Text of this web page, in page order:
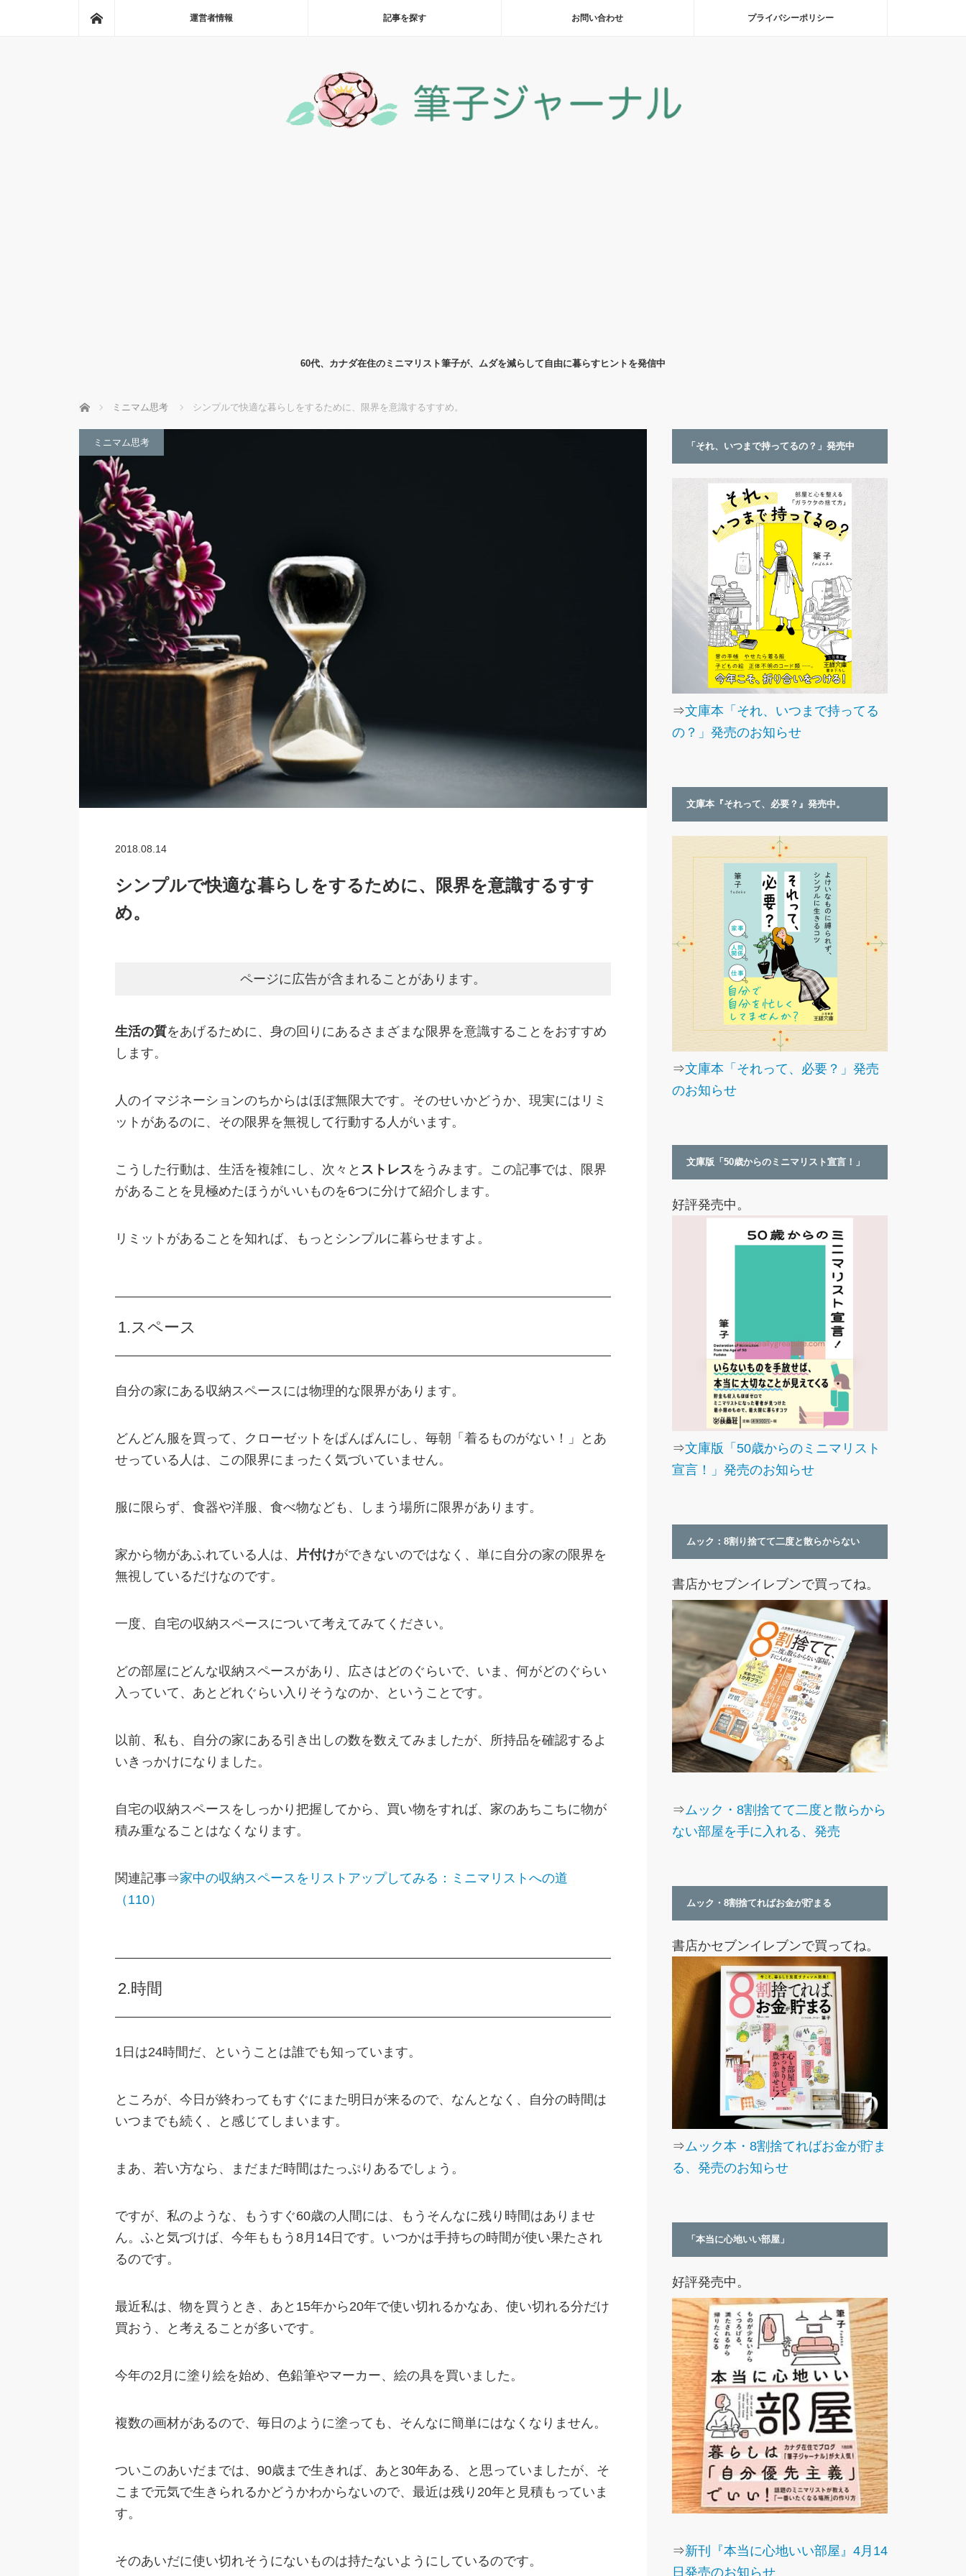
運営者情報 記事を探す お問い合わせ プライバシーポリシー
60代、カナダ在住のミニマリスト筆子が、ムダを減らして自由に暮らすヒントを発信中
ホーム ミニマム思考 シンプルで快適な暮らしをするために、限界を意識するすすめ。
ミニマム思考
2018.08.14
シンプルで快適な暮らしをするために、限界を意識するすす
め。
ページに広告が含まれることがあります。
生活の質をあげるために、身の回りにあるさまざまな限界を意識することをおすすめ
します。
人のイマジネーションのちからはほぼ無限大です。そのせいかどうか、現実にはリミ
ットがあるのに、その限界を無視して行動する人がいます。
こうした行動は、生活を複雑にし、次々と ストレスをうみます。この記事では、限界
があることを見極めたほうがいいものを6つに分けて紹介します。
リミットがあることを知れば、もっとシンプルに暮らせますよ。
1.スペース
自分の家にある収納スペースには物理的な限界があります。
どんどん服を買って、クローゼットをぱんぱんにし、毎朝「着るものがない！」とあ
せっている人は、この限界にまったく気づいていません。
服に限らず、食器や洋服、食べ物なども、しまう場所に限界があります。
家から物があふれている人は、 片付けができないのではなく、単に自分の家の限界を
無視しているだけなのです。
一度、自宅の収納スペースについて考えてみてください。
どの部屋にどんな収納スペースがあり、広さはどのぐらいで、いま、何がどのぐらい
入っていて、あとどれぐらい入りそうなのか、ということです。
以前、私も、自分の家にある引き出しの数を数えてみましたが、所持品を確認するよ
いきっかけになりました。
自宅の収納スペースをしっかり把握してから、買い物をすれば、家のあちこちに物が
積み重なることはなくなります。
関連記事⇒家中の収納スペースをリストアップしてみる：ミニマリストへの道
（110）
2.時間
1日は24時間だ、ということは誰でも知っています。
ところが、今日が終わってもすぐにまた明日が来るので、なんとなく、自分の時間は
いつまでも続く、と感じてしまいます。
まあ、若い方なら、まだまだ時間はたっぷりあるでしょう。
ですが、私のような、もうすぐ60歳の人間には、もうそんなに残り時間はありませ
ん。ふと気づけば、今年ももう8月14日です。いつかは手持ちの時間が使い果たされ
るのです。
最近私は、物を買うとき、あと15年から20年で使い切れるかなあ、使い切れる分だけ
買おう、と考えることが多いです。
今年の2月に塗り絵を始め、色鉛筆やマーカー、絵の具を買いました。
複数の画材があるので、毎日のように塗っても、そんなに簡単にはなくなりません。
ついこのあいだまでは、90歳まで生きれば、あと30年ある、と思っていましたが、そ
こまで元気で生きられるかどうかわからないので、最近は残り20年と見積もっていま
す。
そのあいだに使い切れそうにないものは持たないようにしているのです。
「それ、いつまで持ってるの？」発売中
⇒文庫本「それ、いつまで持ってる
の？」発売のお知らせ
文庫本『それって、必要？』発売中。
⇒文庫本「それって、必要？」発売
のお知らせ
文庫版「50歳からのミニマリスト宣言！」
好評発売中。
⇒文庫版「50歳からのミニマリスト
宣言！」発売のお知らせ
ムック：8割り捨てて二度と散らからない
書店かセブンイレブンで買ってね。
⇒ムック・8割捨てて二度と散らから
ない部屋を手に入れる、発売
ムック・8割捨てればお金が貯まる
書店かセブンイレブンで買ってね。
⇒ムック本・8割捨てればお金が貯ま
る、発売のお知らせ
「本当に心地いい部屋」
好評発売中。
⇒新刊『本当に心地いい部屋』4月14
日発売のお知らせ